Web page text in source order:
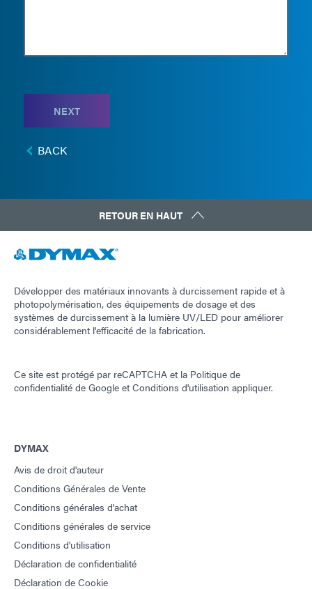
NEXT
BACK
RETOUR EN HAUT
Développer des matériaux innovants à durcissement rapide et à
photopolymérisation, des équipements de dosage et des
systèmes de durcissement à la lumière UV/LED pour améliorer
considérablement l'efficacité de la fabrication.
Ce site est protégé par reCAPTCHA et la Politique de
confidentialité de Google etConditions d'utilisation appliquer.
DYMAX
Avis de droit d'auteur
Conditions Générales de Vente
Conditions générales d'achat
Conditions générales de service
Conditions d'utilisation
Déclaration de confidentialité
Déclaration de Cookie